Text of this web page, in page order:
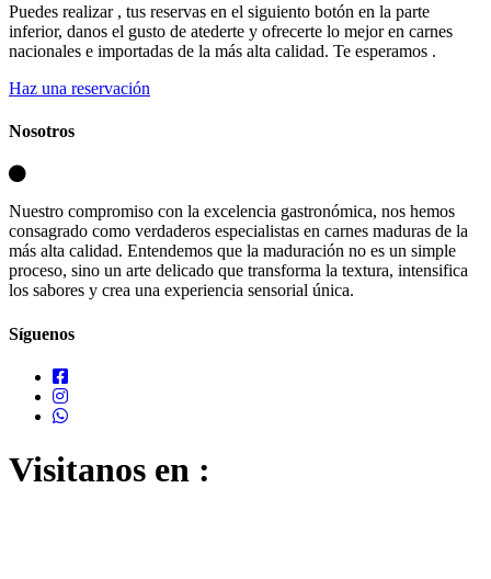
Puedes realizar , tus reservas en el siguiento botón en la parte
inferior, danos el gusto de atederte y ofrecerte lo mejor en carnes
nacionales e importadas de la más alta calidad. Te esperamos .
Haz una reservación
Nosotros
Nuestro compromiso con la excelencia gastronómica, nos hemos
consagrado como verdaderos especialistas en carnes maduras de la
más alta calidad. Entendemos que la maduración no es un simple
proceso, sino un arte delicado que transforma la textura, intensifica
los sabores y crea una experiencia sensorial única.
Síguenos
Visitanos en :